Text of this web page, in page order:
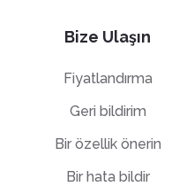
Bize Ulaşın
Fiyatlandırma
Geri bildirim
Bir özellik önerin
Bir hata bildir